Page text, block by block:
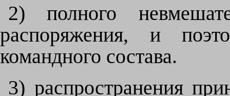
2) полного
распоряжения, и
командного состава.
3) распространения